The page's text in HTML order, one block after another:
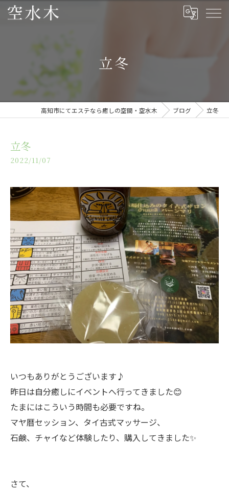
立冬
高知市にてエステなら癒しの空間・空水木 ブログ 立冬
立冬
2022/11/07
いつもありがとうございます♪
昨日は自分癒しにイベントへ行ってきました😊
たまにはこういう時間も必要ですね。
マヤ暦セッション、タイ古式マッサージ、
石鹸、チャイなど体験したり、購入してきました✨
さて、